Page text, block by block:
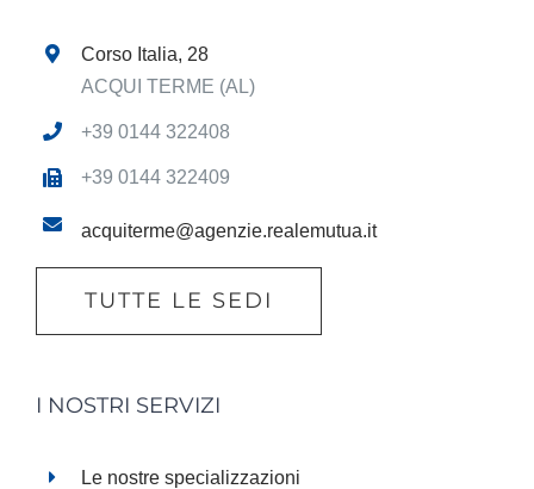
Corso Italia, 28
ACQUI TERME (AL)
+39 0144 322408
+39 0144 322409
acquiterme@agenzie.realemutua.it
TUTTE LE SEDI
I NOSTRI SERVIZI
Le nostre specializzazioni